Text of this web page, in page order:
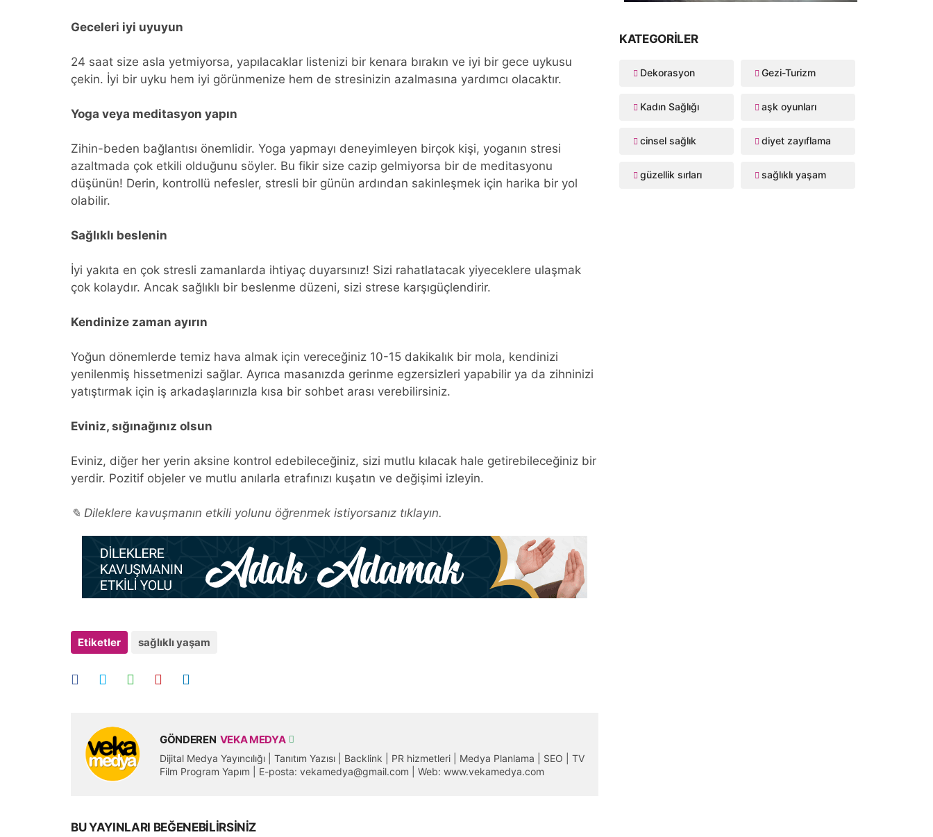
Geceleri iyi uyuyun
24 saat size asla yetmiyorsa, yapılacaklar listenizi bir kenara bırakın ve iyi bir gece uykusu
çekin. İyi bir uyku hem iyi görünmenize hem de stresinizin azalmasına yardımcı olacaktır.
Yoga veya meditasyon yapın
Zihin-beden bağlantısı önemlidir. Yoga yapmayı deneyimleyen birçok kişi, yoganın stresi
azaltmada çok etkili olduğunu söyler. Bu fikir size cazip gelmiyorsa bir de meditasyonu
düşünün! Derin, kontrollü nefesler, stresli bir günün ardından sakinleşmek için harika bir yol
olabilir.
Sağlıklı beslenin
İyi yakıta en çok stresli zamanlarda ihtiyaç duyarsınız! Sizi rahatlatacak yiyeceklere ulaşmak
çok kolaydır. Ancak sağlıklı bir beslenme düzeni, sizi strese karşıgüçlendirir.
Kendinize zaman ayırın
Yoğun dönemlerde temiz hava almak için vereceğiniz 10-15 dakikalık bir mola, kendinizi
yenilenmiş hissetmenizi sağlar. Ayrıca masanızda gerinme egzersizleri yapabilir ya da zihninizi
yatıştırmak için iş arkadaşlarınızla kısa bir sohbet arası verebilirsiniz.
Eviniz, sığınağınız olsun
Eviniz, diğer her yerin aksine kontrol edebileceğiniz, sizi mutlu kılacak hale getirebileceğiniz bir
yerdir. Pozitif objeler ve mutlu anılarla etrafınızı kuşatın ve değişimi izleyin.
✎ Dileklere kavuşmanın etkili yolunu öğrenmek istiyorsanız tıklayın.
Etiketler sağlıklı yaşam
GÖNDEREN VEKA MEDYA
Dijital Medya Yayıncılığı | Tanıtım Yazısı | Backlink | PR hizmetleri | Medya Planlama | SEO | TV
Film Program Yapım | E-posta: vekamedya@gmail.com | Web: www.vekamedya.com
BU YAYINLARI BEĞENEBILIRSINIZ
KATEGORILER
Dekorasyon Gezi-Turizm
Kadın Sağlığı aşk oyunları
cinsel sağlık diyet zayıflama
güzellik sırları sağlıklı yaşam